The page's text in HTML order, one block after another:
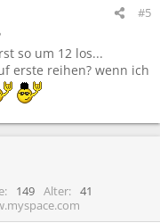
#5
so um 12 los...
erste reihen? wenn ich
149 Alter
41